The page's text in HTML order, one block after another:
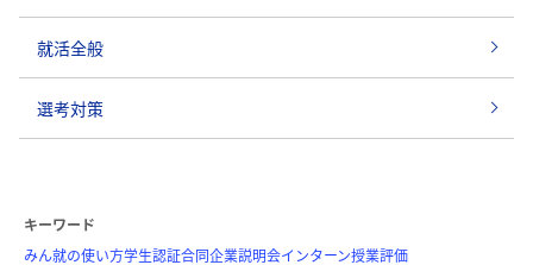
就活全般
選考対策
キーワード
みん就の使い方学生認証合同企業説明会インターン授業評価